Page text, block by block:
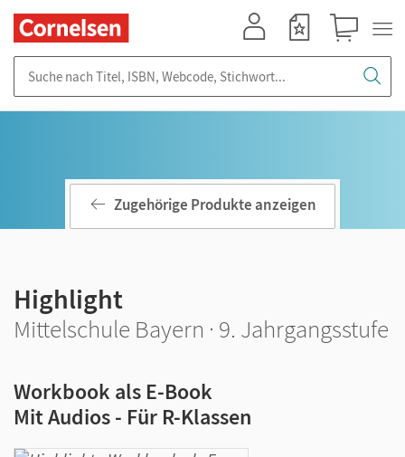
Zugehörige Produkte anzeigen
Highlight
Mittelschule Bayern · 9. Jahrgangsstufe
Workbook als E-Book
Mit Audios - Für R-Klassen